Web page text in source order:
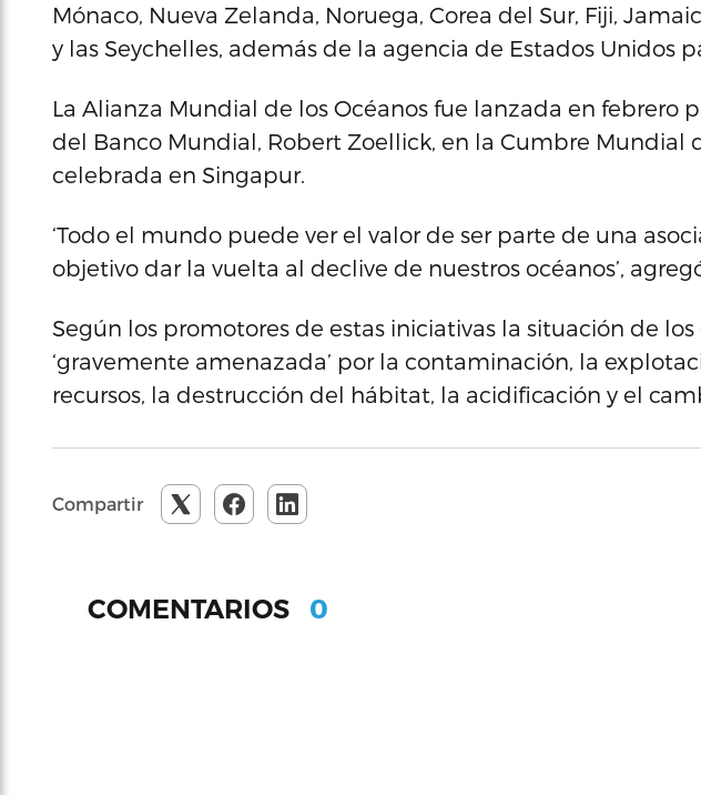
Mónaco, Nueva Zelanda, Noruega, Corea del Sur, Fiji,
y las Seychelles, además de la agencia de Estados Unidos
La Alianza Mundial de los Océanos fue lanzada en febrero
del Banco Mundial, Robert Zoellick, en la Cumbre Mundial
celebrada en Singapur.
‘Todo el mundo puede ver el valor de ser parte de una
objetivo dar la vuelta al declive de nuestros océanos’,
Según los promotores de estas iniciativas la situación de los
‘gravemente amenazada’ por la contaminación, la
recursos, la destrucción del hábitat, la acidificación y el
Compartir
COMENTARIOS 0